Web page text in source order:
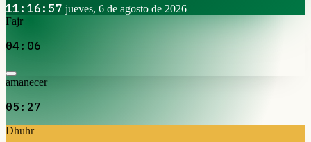
11:16:58 jueves, 6 de agosto de 2026
Fajr
04:06
amanecer
05:27
Dhuhr